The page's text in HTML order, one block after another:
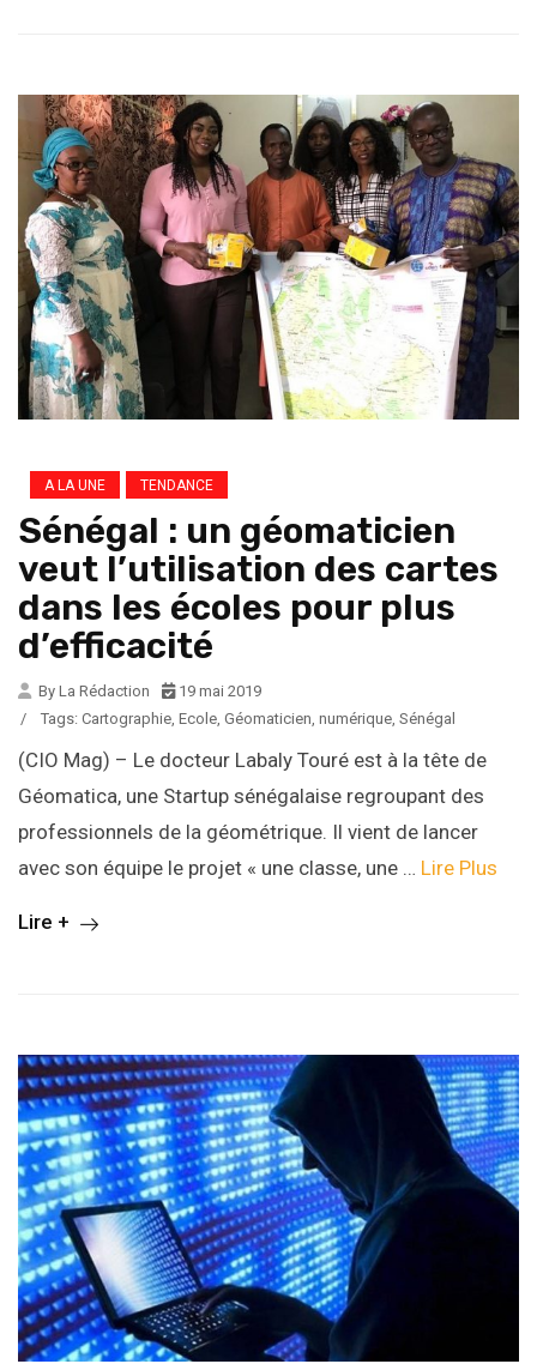
A LA UNE TENDANCE
Sénégal : un géomaticien
veut l’utilisation des cartes
dans les écoles pour plus
d’efficacité
By La Rédaction
19 mai 2019
/
Tags: Cartographie Ecole Géomaticien numérique Sénégal
(CIO Mag) – Le docteur Labaly Touré est à la tête de
Géomatica, une Startup sénégalaise regroupant des
professionnels de la géométrique. Il vient de lancer
avec son équipe le projet « une classe, une … Lire Plus
Lire +